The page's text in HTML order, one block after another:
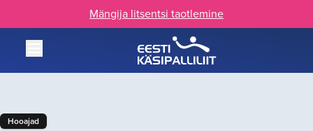
Mängija litsentsi taotlemine
Hooajad